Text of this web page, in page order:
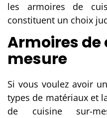
les armoires de
constituent un choix
Armoires
mesure
Si vous voulez avoir
types de matériaux et
de cuisine sur-